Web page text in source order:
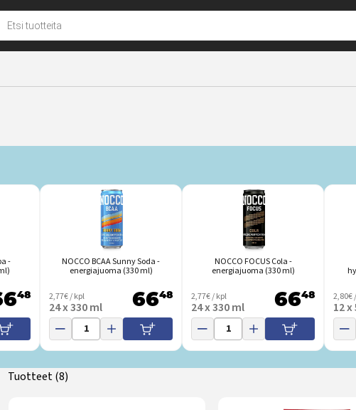
-
48
NOCCO BCAA Sunny Soda -
energiajuoma (330 ml)
2,77€ / kpl
24 x 330 ml 6648
NOCCO FOCUS Cola -
energiajuoma (330 ml)
2,77€ / kpl
24 x 330 ml 6648 2,80€
12
Tuotteet(8)